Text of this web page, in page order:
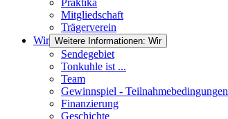
Praktika
Mitgliedschaft
Trägerverein
Wir Weitere Informationen: Wir
Sendegebiet
Tonkuhle ist ...
Team
Gewinnspiel - Teilnahmebedingungen
Finanzierung
Geschichte